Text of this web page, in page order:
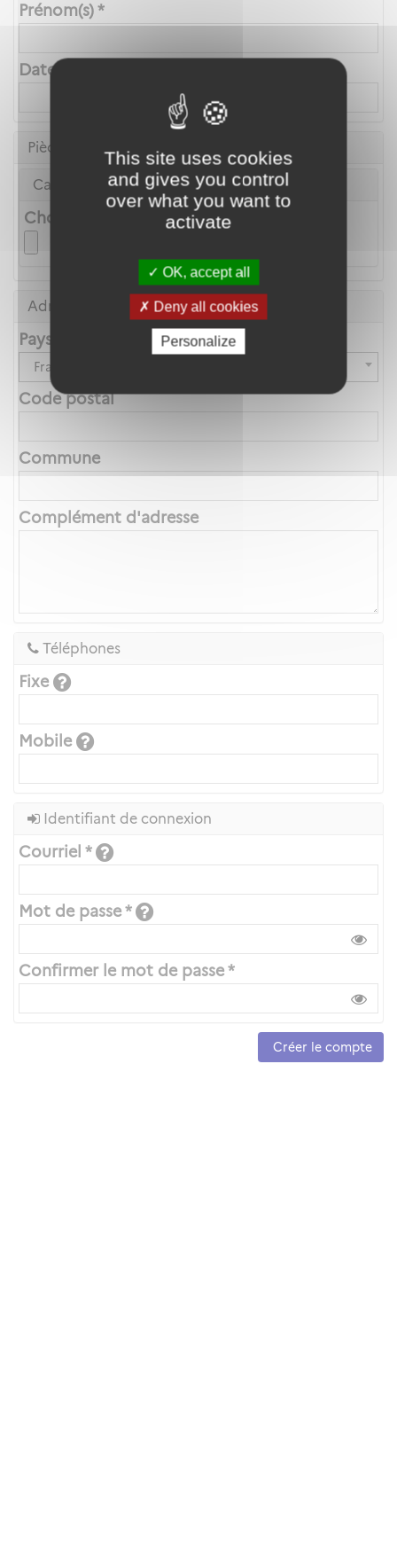
This site uses cookies
and gives you control
over what you want to
activate
OK, accept all
Deny all cookies
Personalize
Prénom(s) *
Date de naissance *
Pièce d'identité
Carte Nationale d'Identité ou Passeport *
Choix du fichier
Adresse principale
Pays
France
Code postal
Commune
Complément d'adresse
Téléphones
Fixe
Mobile
Identifiant de connexion
Courriel *
Mot de passe *
Confirmer le mot de passe *
Créer le compte